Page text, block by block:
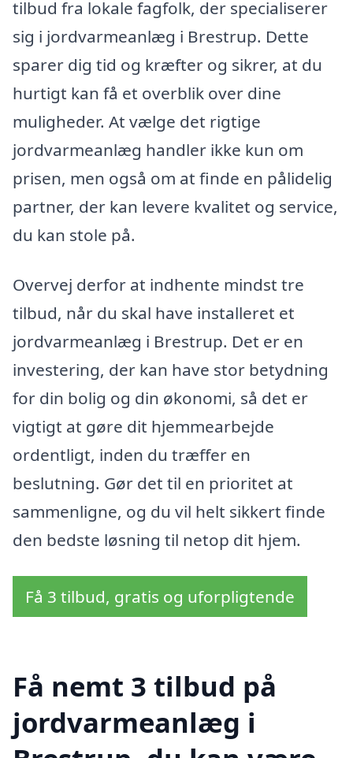
tilbud fra lokale fagfolk, der specialiserer
sig i jordvarmeanlæg i Brestrup. Dette
sparer dig tid og kræfter og sikrer, at du
hurtigt kan få et overblik over dine
muligheder. At vælge det rigtige
jordvarmeanlæg handler ikke kun om
prisen, men også om at finde en pålidelig
partner, der kan levere kvalitet og service,
du kan stole på.
Overvej derfor at indhente mindst tre
tilbud, når du skal have installeret et
jordvarmeanlæg i Brestrup. Det er en
investering, der kan have stor betydning
for din bolig og din økonomi, så det er
vigtigt at gøre dit hjemmearbejde
ordentligt, inden du træffer en
beslutning. Gør det til en prioritet at
sammenligne, og du vil helt sikkert finde
den bedste løsning til netop dit hjem.
Få 3 tilbud, gratis og uforpligtende
Få nemt 3 tilbud på
jordvarmeanlæg i